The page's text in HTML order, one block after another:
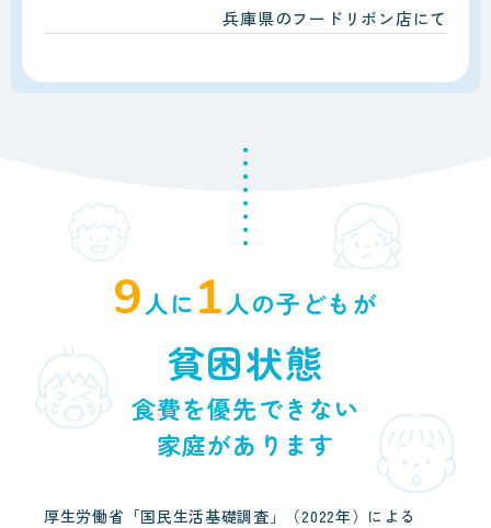
兵庫県のフードリボン店にて
9人に 1人の子どもが
貧困状態
食費を優先できない
家庭があります
厚生労働省「国民生活基礎調査」（2022年）による